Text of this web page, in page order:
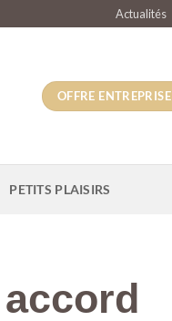
Actualités
OFFRE ENTREPRISE
PETITS PLAISIRS